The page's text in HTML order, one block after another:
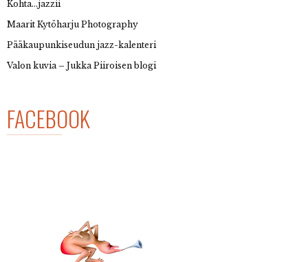
Kohta…jazzii
Maarit Kytöharju Photography
Pääkaupunkiseudun jazz-kalenteri
Valon kuvia – Jukka Piiroisen blogi
FACEBOOK